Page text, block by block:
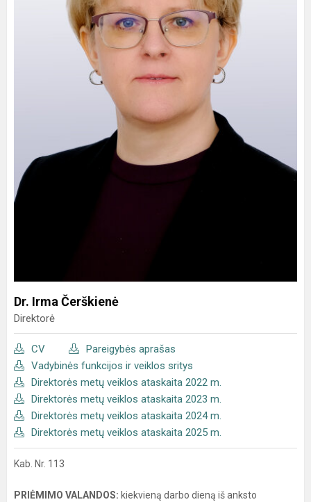
Dr. Irma Čerškienė
Direktorė
CV
Pareigybės aprašas
Vadybinės funkcijos ir veiklos sritys
Direktorės metų veiklos ataskaita 2022 m.
Direktorės metų veiklos ataskaita 2023 m.
Direktorės metų veiklos ataskaita 2024 m.
Direktorės metų veiklos ataskaita 2025 m.
Kab. Nr. 113
PRIĖMIMO VALANDOS: kiekvieną darbo dieną iš anksto